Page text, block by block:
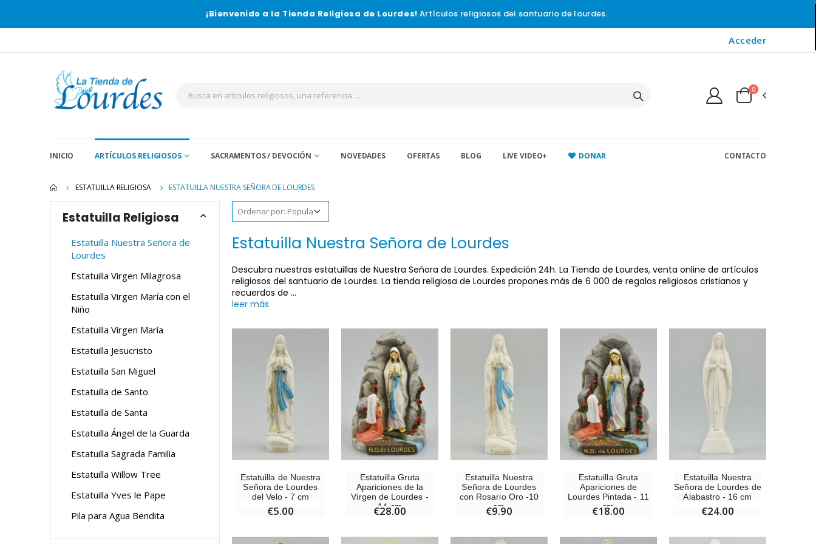
¡Bienvenido a la Tienda Religiosa de Lourdes! Artículos religiosos del santuario de lourdes.
Acceder
0
INICIO ARTÍCULOS RELIGIOSOS SACRAMENTOS / DEVOCIÓN NOVEDADES OFERTAS BLOG LIVE VIDEO+ DONAR CONTACTO
ESTATUILLA RELIGIOSA ESTATUILLA NUESTRA SEÑORA DE LOURDES
Estatuilla Nuestra Señora de Lourdes
Descubra nuestras estatuillas de Nuestra Señora de Lourdes. Expedición 24h. La Tienda de Lourdes, venta online de artículos
religiosos del santuario de Lourdes. La tienda religiosa de Lourdes propones más de 6 000 de regalos religiosos cristianos y
recuerdos de ...
leer más
Estatuilla de Nuestra
Señora de Lourdes
del Velo - 7 cm
€5.00
Estatuilla Gruta
Apariciones de la
Virgen de Lourdes -
14 cm
€28.00
Estatuilla Nuestra
Señora de Lourdes
con Rosario Oro -10
cm
€9.90
Estatuilla Gruta
Apariciones de
Lourdes Pintada - 11
cm
€18.00
Estatuilla Nuestra
Señora de Lourdes de
Alabastro - 16 cm
€24.00
Estatuilla Religiosa
Estatuilla Nuestra Señora de
Lourdes
Estatuilla Virgen Milagrosa
Estatuilla Virgen María con el
Niño
Estatuilla Virgen María
Estatuilla Jesucristo
Estatuilla San Miguel
Estatuilla de Santo
Estatuilla de Santa
Estatuilla Ángel de la Guarda
Estatuilla Sagrada Familia
Estatuilla Willow Tree
Estatuilla Yves le Pape
Pila para Agua Bendita